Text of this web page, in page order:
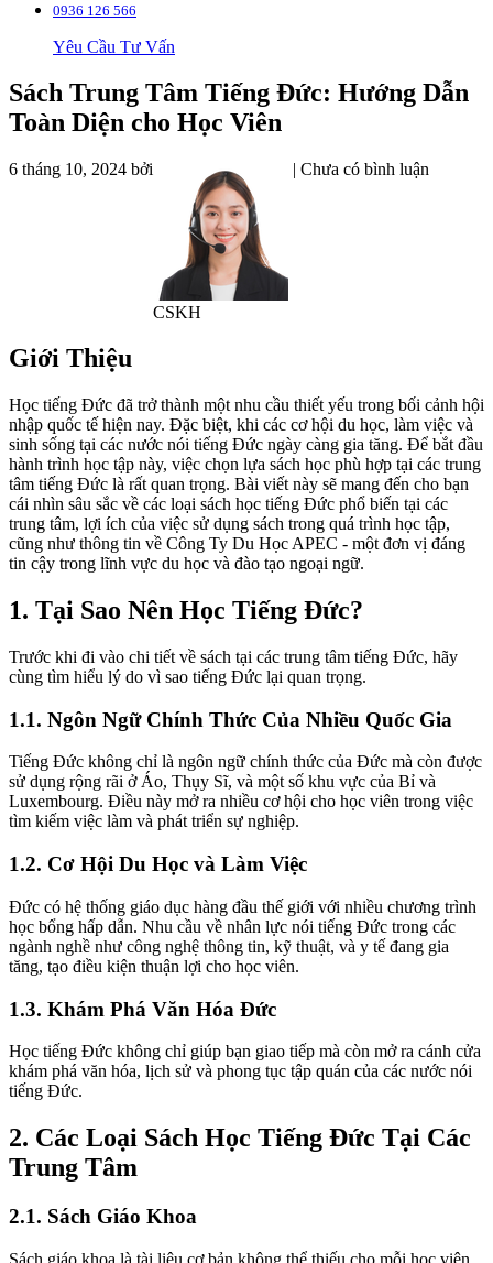
0936 126 566
Yêu Cầu Tư Vấn
Sách Trung Tâm Tiếng Đức: Hướng Dẫn
Toàn Diện cho Học Viên
6 tháng 10, 2024 bởi
CSKH
| Chưa có bình luận
Giới Thiệu
Học tiếng Đức đã trở thành một nhu cầu thiết yếu trong bối cảnh hội
nhập quốc tế hiện nay. Đặc biệt, khi các cơ hội du học, làm việc và
sinh sống tại các nước nói tiếng Đức ngày càng gia tăng. Để bắt đầu
hành trình học tập này, việc chọn lựa sách học phù hợp tại các trung
tâm tiếng Đức là rất quan trọng. Bài viết này sẽ mang đến cho bạn
cái nhìn sâu sắc về các loại sách học tiếng Đức phổ biến tại các
trung tâm, lợi ích của việc sử dụng sách trong quá trình học tập,
cũng như thông tin về Công Ty Du Học APEC - một đơn vị đáng
tin cậy trong lĩnh vực du học và đào tạo ngoại ngữ.
1. Tại Sao Nên Học Tiếng Đức?
Trước khi đi vào chi tiết về sách tại các trung tâm tiếng Đức, hãy
cùng tìm hiểu lý do vì sao tiếng Đức lại quan trọng.
1.1. Ngôn Ngữ Chính Thức Của Nhiều Quốc Gia
Tiếng Đức không chỉ là ngôn ngữ chính thức của Đức mà còn được
sử dụng rộng rãi ở Áo, Thụy Sĩ, và một số khu vực của Bỉ và
Luxembourg. Điều này mở ra nhiều cơ hội cho học viên trong việc
tìm kiếm việc làm và phát triển sự nghiệp.
1.2. Cơ Hội Du Học và Làm Việc
Đức có hệ thống giáo dục hàng đầu thế giới với nhiều chương trình
học bổng hấp dẫn. Nhu cầu về nhân lực nói tiếng Đức trong các
ngành nghề như công nghệ thông tin, kỹ thuật, và y tế đang gia
tăng, tạo điều kiện thuận lợi cho học viên.
1.3. Khám Phá Văn Hóa Đức
Học tiếng Đức không chỉ giúp bạn giao tiếp mà còn mở ra cánh cửa
khám phá văn hóa, lịch sử và phong tục tập quán của các nước nói
tiếng Đức.
2. Các Loại Sách Học Tiếng Đức Tại Các
Trung Tâm
2.1. Sách Giáo Khoa
Sách giáo khoa là tài liệu cơ bản không thể thiếu cho mỗi học viên.